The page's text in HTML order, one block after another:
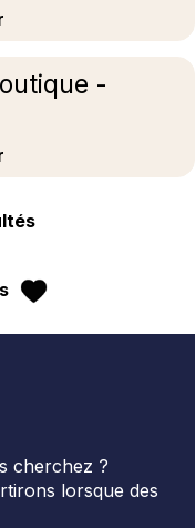
-
cherchez ?
lorsque des